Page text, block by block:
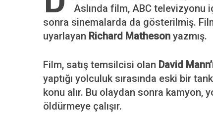
Aslında film, ABC
sonra sinemalarda da gösterilmiş.
uyarlayan Richard Matheson yazmış.
Film, satış temsilcisi olan David
yaptığı yolculuk sırasında eski bir
konu alır. Bu olaydan sonra kamyon,
öldürmeye çalışır.